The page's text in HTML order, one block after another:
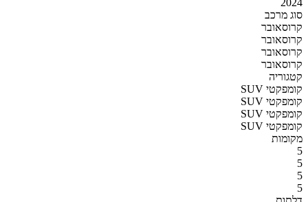
סוג מרכב
קרוסאובר
קרוסאובר
קרוסאובר
קרוסאובר
קטגוריה
SUV קומפקטי
SUV קומפקטי
SUV קומפקטי
SUV קומפקטי
מקומות
5
5
5
5